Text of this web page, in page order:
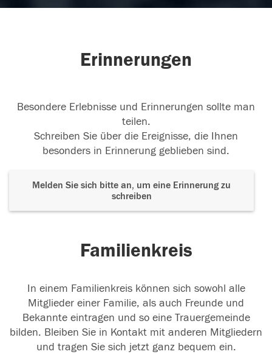
Erinnerungen
Besondere Erlebnisse und Erinnerungen sollte man
teilen.
Schreiben Sie über die Ereignisse, die Ihnen
besonders in Erinnerung geblieben sind.
Melden Sie sich bitte an, um eine Erinnerung zu
schreiben
Familienkreis
In einem Familienkreis können sich sowohl alle
Mitglieder einer Familie, als auch Freunde und
Bekannte eintragen und so eine Trauergemeinde
bilden. Bleiben Sie in Kontakt mit anderen Mitgliedern
und tragen Sie sich jetzt ganz bequem ein.